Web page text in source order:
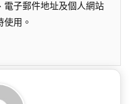
電子郵件地址及個人網站
用。